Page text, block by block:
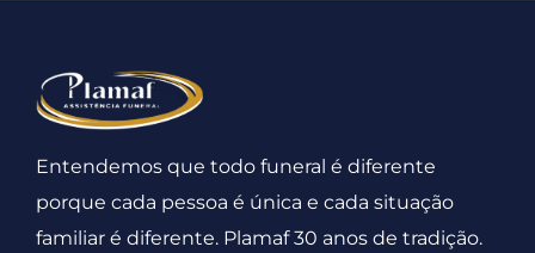
Entendemos que todo funeral é diferente
porque cada pessoa é única e cada situação
familiar é diferente. Plamaf 30 anos de tradição.